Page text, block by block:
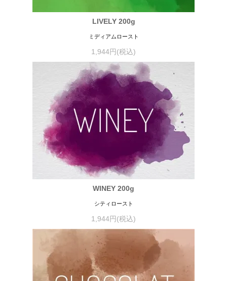
LIVELY 200g
ミディアムロースト
1,944円(税込)
WINEY 200g
シティロースト
1,944円(税込)